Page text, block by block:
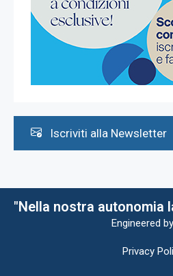
Iscriviti alla Newsletter
"Nella nostra autonomia
Engineered by
Privacy